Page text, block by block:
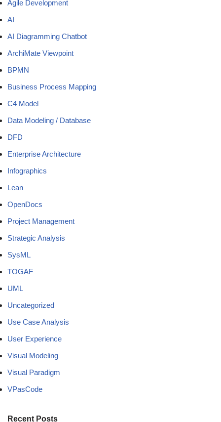
Agile Development
AI
AI Diagramming Chatbot
ArchiMate Viewpoint
BPMN
Business Process Mapping
C4 Model
Data Modeling / Database
DFD
Enterprise Architecture
Infographics
Lean
OpenDocs
Project Management
Strategic Analysis
SysML
TOGAF
UML
Uncategorized
Use Case Analysis
User Experience
Visual Modeling
Visual Paradigm
VPasCode
Recent Posts